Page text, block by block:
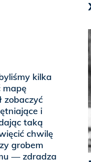
kilka
mapę
zobaczyć
i
taką
chwilę
grobem
— zdradza